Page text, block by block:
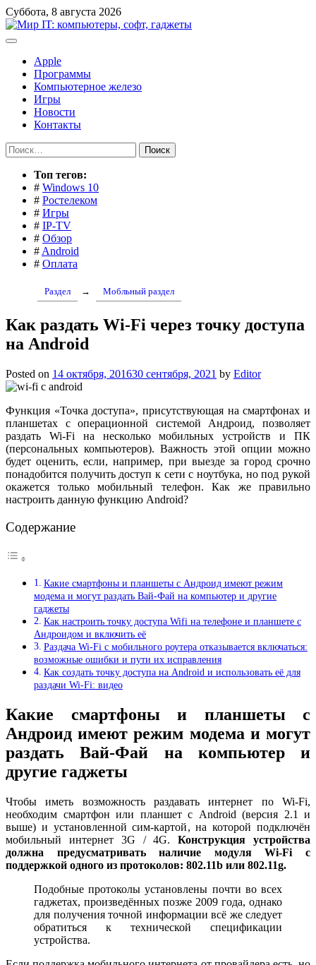
Перейти
к
содержимому
Суббота, 8 августа 2026
Apple
Программы
Компьютерное железо
Игры
Новости
Контакты
Найти:
Toп тегов:
# Windows 10
# Ростелеком
# Игры
# IP-TV
# Обзор
# Android
# Оплата
Раздел → Мобльный раздел
Как раздать Wi-Fi через точку доступа
на Android
Posted on 14 октября, 201630 сентября, 2021 by Editor
Функция «Точка доступа», присутствующая на смартфонах и
планшетах с операционной системой Андроид, позволяет
раздать Wi-Fi на несколько мобильных устройств и ПК
(персональных компьютеров). Важность этой опции можно
будет оценить, если, например, при выезде за город срочно
понадобится получить доступ к сети с ноутбука, но под рукой
окажется только мобильный телефон. Как же правильно
настроить данную функцию Android?
Содержание
Какие смартфоны и планшеты с Андроид имеют режим
модема и могут раздать Вай-Фай на компьютер и другие
гаджеты
Как настроить точку доступа Wifi на телефоне и планшете с
Андроидом и включить её
Раздача Wi-Fi c мобильного роутера отказывается включаться:
возможные ошибки и пути их исправления
Как создать точку доступа на Android и использовать её для
раздачи Wi-Fi: видео
Какие смартфоны и планшеты с
Андроид имеют режим модема и могут
раздать Вай-Фай на компьютер и
другие гаджеты
Чтобы иметь возможность раздавать интернет по Wi-Fi,
необходим смартфон или планшет с Android (версия 2.1 и
выше) и установленной сим-картой, на которой подключён
мобильный интернет 3G / 4G.Конструкция устройства
должна предусматривать наличие модуля Wi-Fi с
поддержкой одного из протоколов: 802.11b или 802.11g.
Подобные протоколы установлены почти во всех
гаджетах, произведённых позже 2009 года, однако
для получения точной информации всё же следует
обратиться к технической спецификации
устройства.